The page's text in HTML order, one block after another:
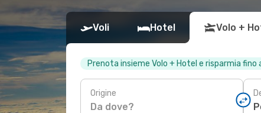
Voli Hotel Volo +
Prenota insieme Volo + Hotel e risparmia fino
Origine